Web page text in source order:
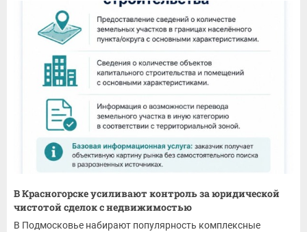
В Красногорске усиливают контроль за юридической
чистотой сделок с недвижимостью
В Подмосковье набирают популярность комплексные